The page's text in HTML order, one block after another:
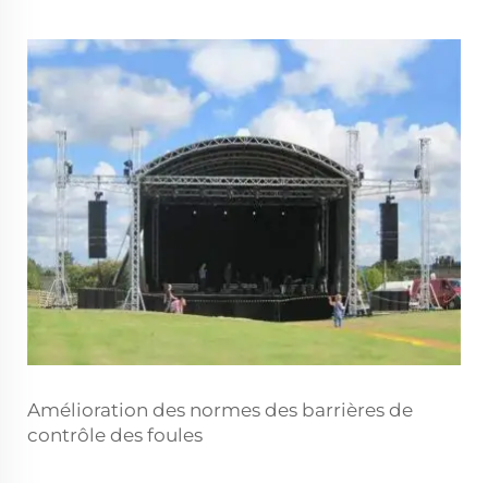
Amélioration des normes des barrières de
contrôle des foules